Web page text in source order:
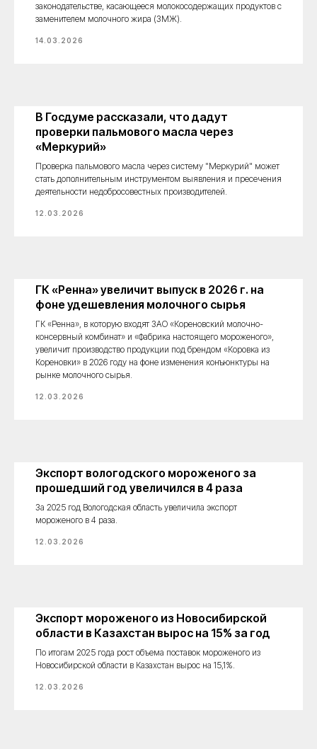
законодательстве, касающееся молокосодержащих продуктов с
заменителем молочного жира (ЗМЖ).
14.03.2026
В Госдуме рассказали, что дадут
проверки пальмового масла через
«Меркурий»
Проверка пальмового масла через систему "Меркурий" может
стать дополнительным инструментом выявления и пресечения
деятельности недобросовестных производителей.
12.03.2026
ГК «Ренна» увеличит выпуск в 2026 г. на
фоне удешевления молочного сырья
ГК «Ренна», в которую входят ЗАО «Кореновский молочно-
консервный комбинат» и «Фабрика настоящего мороженого»,
увеличит производство продукции под брендом «Коровка из
Кореновки» в 2026 году на фоне изменения конъюнктуры на
рынке молочного сырья.
12.03.2026
Экспорт вологодского мороженого за
прошедший год увеличился в 4 раза
За 2025 год Вологодская область увеличила экспорт
мороженого в 4 раза.
12.03.2026
Экспорт мороженого из Новосибирской
области в Казахстан вырос на 15% за год
По итогам 2025 года рост объема поставок мороженого из
Новосибирской области в Казахстан вырос на 15,1%.
12.03.2026